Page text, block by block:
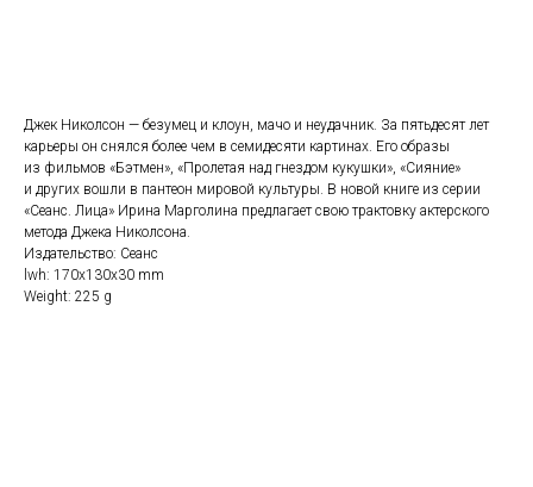
Джек Николсон — безумец и клоун, мачо и неудачник. За пятьдесят лет
карьеры он снялся более чем в семидесяти картинах. Его образы
из фильмов «Бэтмен», «Пролетая над гнездом кукушки», «Сияние»
и других вошли в пантеон мировой культуры. В новой книге из серии
«Сеанс. Лица» Ирина Марголина предлагает свою трактовку актерского
метода Джека Николсона.
Издательство: Сеанс
lwh: 170x130x30 mm
Weight: 225 g